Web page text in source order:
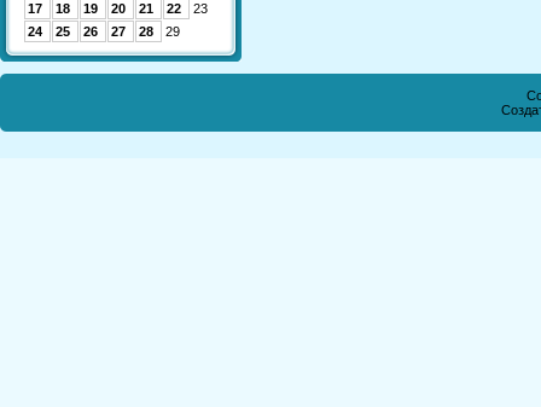
17
18 19 20 21 22
23
24
25 26 27 28 29